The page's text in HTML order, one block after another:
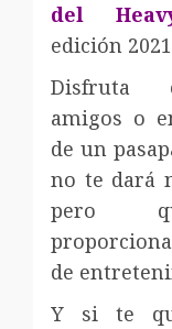
del
edición
Disfruta
amigos o
de un
no te dará
pero
de
Y si te